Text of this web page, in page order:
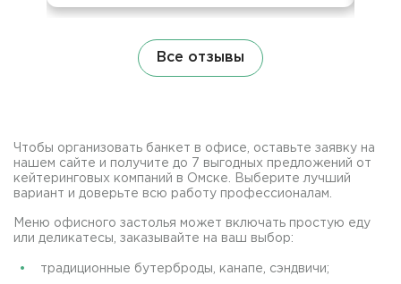
Все отзывы
Чтобы организовать банкет в офисе, оставьте заявку на
нашем сайте и получите до 7 выгодных предложений от
кейтеринговых компаний в Омске. Выберите лучший
вариант и доверьте всю работу профессионалам.
Меню офисного застолья может включать простую еду
или деликатесы, заказывайте на ваш выбор:
традиционные бутерброды, канапе, сэндвичи;